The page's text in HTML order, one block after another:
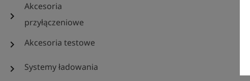
chevron_right
Akcesoria
przyłączeniowe
chevron_right Akcesoria testowe
chevron_right Systemy ładowania